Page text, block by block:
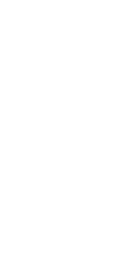
イ